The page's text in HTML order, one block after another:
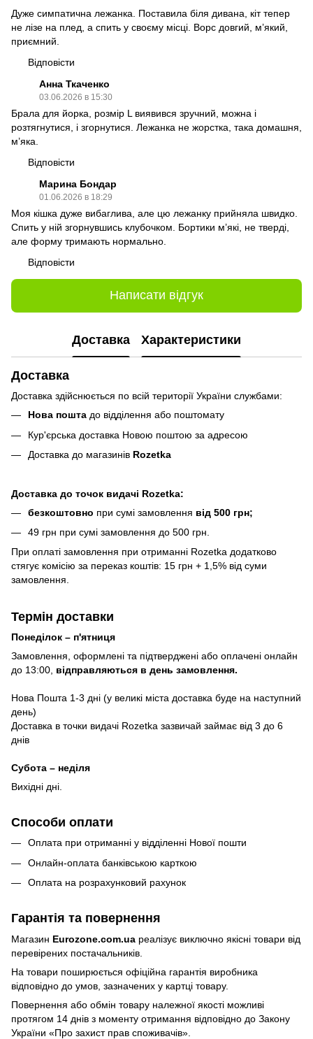
Дуже симпатична лежанка. Поставила біля дивана, кіт тепер
не лізе на плед, а спить у своєму місці. Ворс довгий, м’який,
приємний.
Відповісти
Анна Ткаченко
03.06.2026 в 15:30
Брала для йорка, розмір L виявився зручний, можна і
розтягнутися, і згорнутися. Лежанка не жорстка, така домашня,
м’яка.
Відповісти
Марина Бондар
01.06.2026 в 18:29
Моя кішка дуже вибаглива, але цю лежанку прийняла швидко.
Спить у ній згорнувшись клубочком. Бортики м’які, не тверді,
але форму тримають нормально.
Відповісти
Написати відгук
Доставка Характеристики
Доставка
Доставка здійснюється по всій території України службами:
Нова пошта до відділення або поштомату
Кур'єрська доставка Новою поштою за адресою
Доставка до магазинів Rozetka
Доставка до точок видачі Rozetka:
безкоштовно при сумі замовлення від 500 грн;
49 грн при сумі замовлення до 500 грн.
При оплаті замовлення при отриманні Rozetka додатково
стягує комісію за переказ коштів: 15 грн + 1,5% від суми
замовлення.
Термін доставки
Понеділок – п'ятниця
Замовлення, оформлені та підтверджені або оплачені онлайн
до 13:00, відправляються в день замовлення.
Нова Пошта 1-3 дні (у великі міста доставка буде на наступний
день)
Доставка в точки видачі Rozetka зазвичай займає від 3 до 6
днів
Субота – неділя
Вихідні дні.
Способи оплати
Оплата при отриманні у відділенні Нової пошти
Онлайн-оплата банківською карткою
Оплата на розрахунковий рахунок
Гарантія та повернення
Магазин Eurozone.com.ua реалізує виключно якісні товари від
перевірених постачальників.
На товари поширюється офіційна гарантія виробника
відповідно до умов, зазначених у картці товару.
Повернення або обмін товару належної якості можливі
протягом 14 днів з моменту отримання відповідно до Закону
України «Про захист прав споживачів»